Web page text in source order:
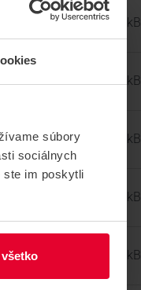
súbory
sociálnych
ste im poskytli
25.05.2026 328,59 kB
428,89 kB
444,22 kB
997,63 kB
997,63 kB